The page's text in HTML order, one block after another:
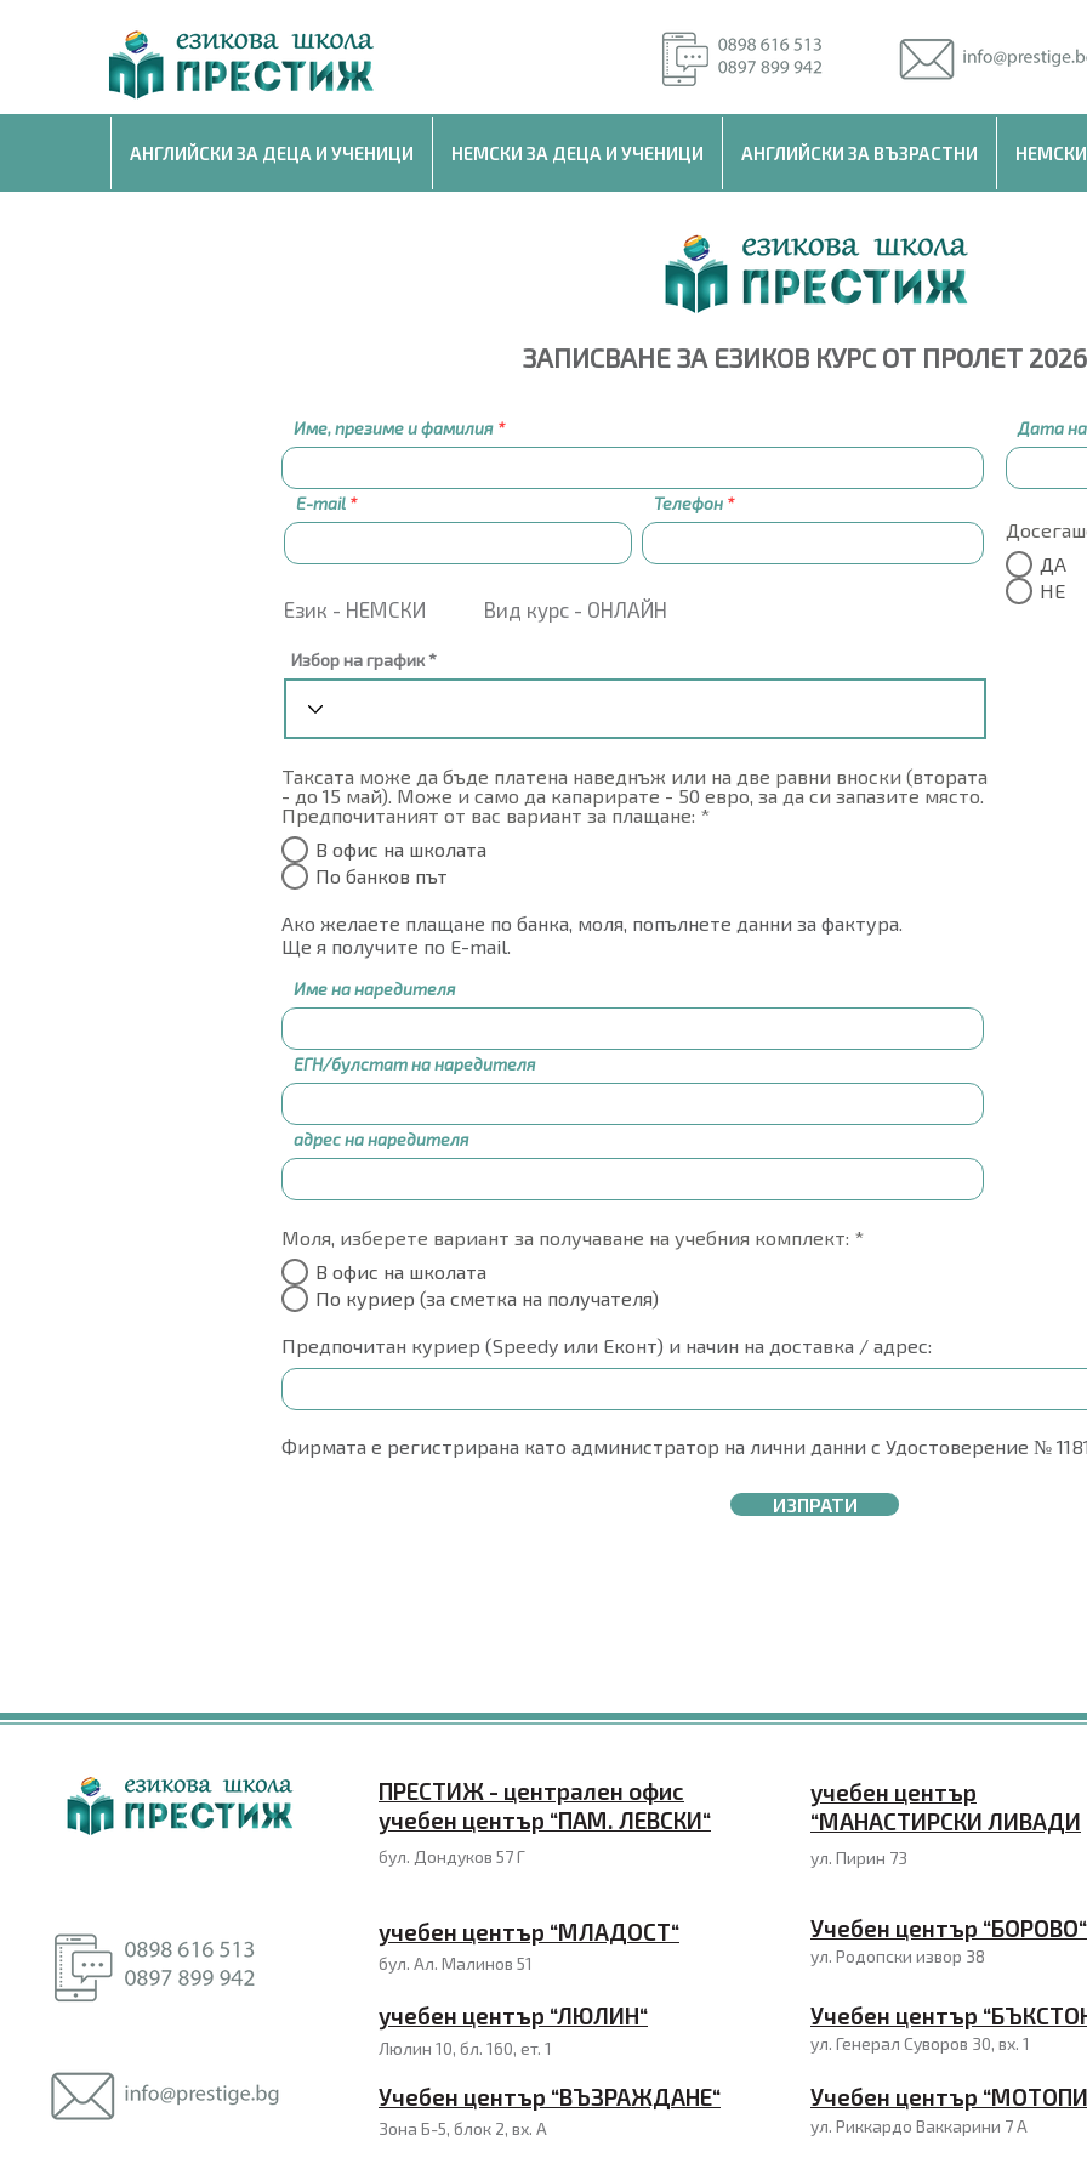
АНГЛИЙСКИ ЗА ДЕЦА И УЧЕНИЦИ НЕМСКИ ЗА ДЕЦА И УЧЕНИЦИ АНГЛИЙСКИ ЗА ВЪЗРАСТНИ
ЗАПИСВАНЕ ЗА ЕЗИКОВ КУРС ОТ ПРОЛЕТ 2026
Име, презиме и фамилия Дата
E-mail Телефон
ДА
НЕ
Език - НЕМСКИ Вид курс - ОНЛАЙН
Избор на график
Таксата може да бъде платена наведнъж или на две равни вноски (втората
- до 15 май). Може и само да капарирате - 50 евро, за да си запазите място.
Предпочитаният от вас вариант за плащане: *
В офис на школата
По банков път
Ако желаете плащане по банка, моля, попълнете данни за фактура.
Ще я получите по E-mail.
Име на наредителя
ЕГН/булстат на наредителя
адрес на наредителя
Моля, изберете вариант за получаване на учебния комплект: *
В офис на школата
По куриер (за сметка на получателя)
Предпочитан куриер (Speedy или Еконт) и начин на доставка / адрес:
Фирмата е регистрирана като администратор на лични данни с Удостоверение №
ИЗПРАТИ
ПРЕСТИЖ - централен офис
учебен център “ПАМ. ЛЕВСКИ“
бул. Дондуков 57 Г
учебен център “МЛАДОСТ“
бул. Ал. Малинов 51
учебен център “ЛЮЛИН“
Люлин 10, бл. 160, ет. 1
Учебен център “ВЪЗРАЖДАНЕ“
Зона Б-5, блок 2, вх. А
учебен център
“МАНАСТИРСКИ ЛИВАДИ
ул. Пирин 73
Учебен център “БОРОВО“
ул. Родопски извор 38
Учебен център
ул. Генерал Суворов 30, вх. 1
Учебен център
ул. Риккардо Ваккарини 7 А